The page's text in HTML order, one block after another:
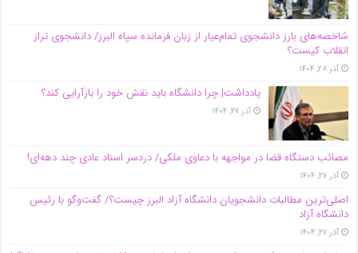
شاخصه‌های بارز دانشجوی تمام‌عیار از زبان فرمانده سپاه البرز/ دانشجوی تراز
انقلاب کیست؟
آذر ۲۸, ۱۴۰۴
یادداشت| چرا دانشگاه باید نقش خود را بازآرایی کند؟
آذر ۲۷, ۱۴۰۴
مصائب دستگاه قضا در مواجهه با دعاوی ملکی/ دردسر اسناد عادی چند‌ دهه‌ای!
آذر ۲۷, ۱۴۰۴
اصلی‌ترین مطالبات دانشجویان دانشگاه آزاد البرز چیست؟/ گفت‌وگو با رئیس
دانشگاه آز‌اد
آذر ۲۷, ۱۴۰۴